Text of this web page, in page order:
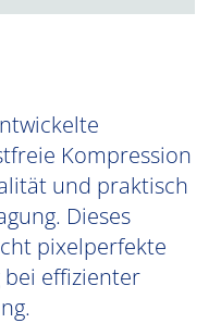
Kompression
und praktisch
Dieses
pixelperfekte
effizienter